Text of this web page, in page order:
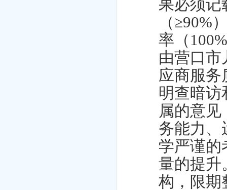
果必须记
（≥90%
率（
由营口市
应商服务
明查暗访
属的意
务能力、
学严谨的
量的提升
构，限期